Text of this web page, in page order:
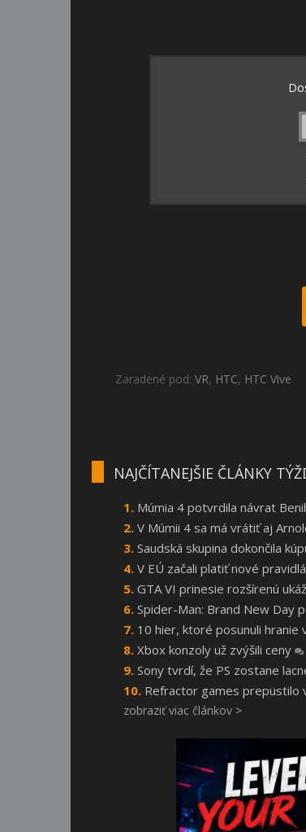
Zaradené pod: VR, HTC, HTC Vive
NAJČÍTANEJŠIE ČLÁNKY
Múmia 4 potvrdila návrat
V Múmii 4 sa má vrátiť aj
Saudská skupina dokončila
V EÚ začali platiť nové
GTA VI prinesie rozšírenú
Spider-Man: Brand New Day
10 hier, ktoré posunuli hranie
Xbox konzoly už zvýšili ceny
Sony tvrdí, že PS zostane
Refractor games prepustilo
zobraziť viac článkov >